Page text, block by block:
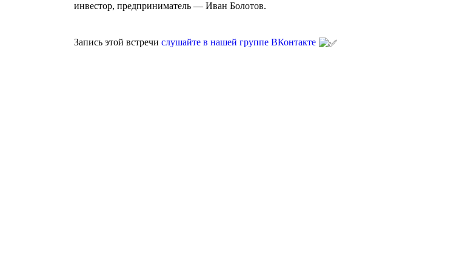
инвестор, предприниматель — Иван Болотов.
Запись этой встречи слушайте в нашей группе ВКонтакте